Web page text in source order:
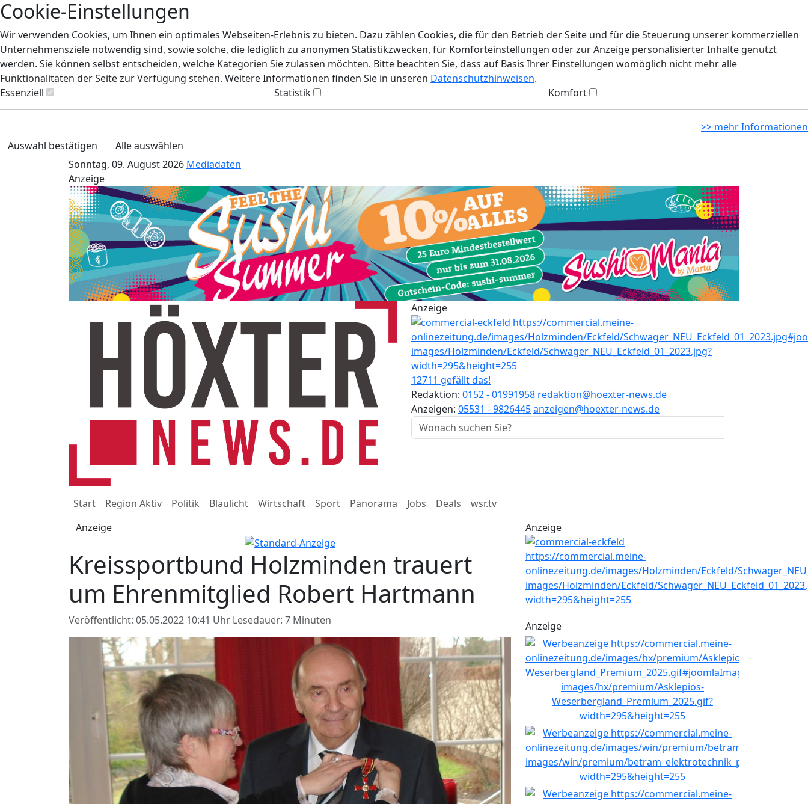
Cookie-Einstellungen
Wir verwenden Cookies, um Ihnen ein optimales Webseiten-Erlebnis zu bieten. Dazu zählen Cookies, die für den Betrieb der Seite und für die Steuerung unserer kommerziellen
Unternehmensziele notwendig sind, sowie solche, die lediglich zu anonymen Statistikzwecken, für Komforteinstellungen oder zur Anzeige personalisierter Inhalte genutzt
werden. Sie können selbst entscheiden, welche Kategorien Sie zulassen möchten. Bitte beachten Sie, dass auf Basis Ihrer Einstellungen womöglich nicht mehr alle
Funktionalitäten der Seite zur Verfügung stehen. Weitere Informationen finden Sie in unseren Datenschutzhinweisen.
Essenziell
Statistik Komfort
>> mehr Informationen
Auswahl bestätigen
Alle auswählen
Sonntag, 09. August 2026 Mediadaten
Anzeige
Anzeige
12711 gefällt das!
Redaktion: 0152 - 01991958 redaktion@hoexter-news.de
Anzeigen: 05531 - 9826445anzeigen@hoexter-news.de
Start Region Aktiv Politik Blaulicht Wirtschaft Sport Panorama Jobs Deals
wsr.tv
Anzeige
Kreissportbund Holzminden trauert
um Ehrenmitglied Robert Hartmann
Veröffentlicht: 05.05.2022 10:41 Uhr Lesedauer: 7 Minuten
Anzeige
Anzeige